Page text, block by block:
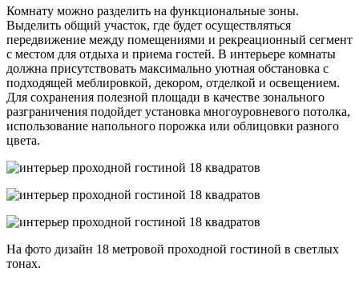
Комнату можно разделить на функциональные зоны.
Выделить общий участок, где будет осуществляться
передвижение между помещениями и рекреационный сегмент
с местом для отдыха и приема гостей. В интерьере комнаты
должна присутствовать максимально уютная обстановка с
подходящей меблировкой, декором, отделкой и освещением.
Для сохранения полезной площади в качестве зонального
разграничения подойдет установка многоуровневого потолка,
использование напольного порожка или облицовки разного
цвета.
На фото дизайн 18 метровой проходной гостиной в светлых
тонах.